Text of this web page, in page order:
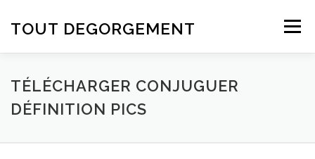
TOUT DEGORGEMENT Menu
TÉLÉCHARGER CONJUGUER
DÉFINITION PICS